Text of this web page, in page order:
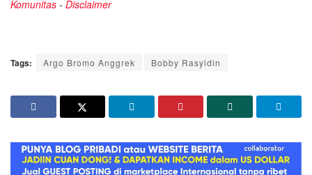
Komunitas - Disclaimer
Tags: Argo Bromo Anggrek Bobby Rasyidin